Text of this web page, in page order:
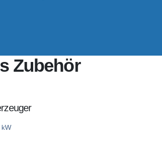
Zubehör